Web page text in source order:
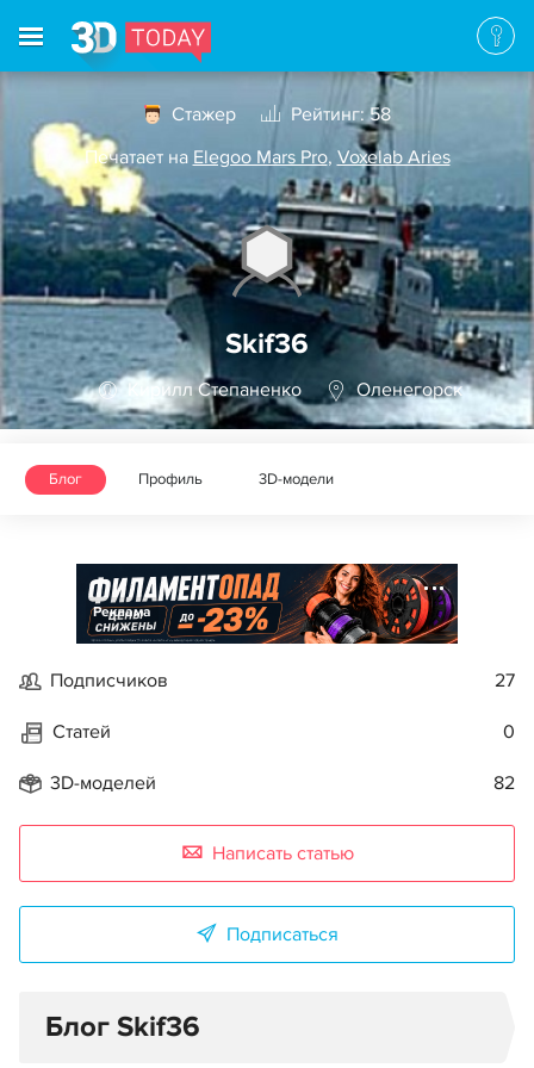
Стажер
Рейтинг: 58
Печатает на Elegoo Mars Pro, Voxelab Aries
Skif36
Кирилл Степаненко Оленегорск
Блог Профиль 3D-модели
Реклама
Подписчиков 27
Статей 0
3D-моделей 82
Написать статью
Подписаться
Блог Skif36